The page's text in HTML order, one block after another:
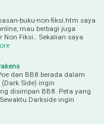
buku-non-fiksi.htm saya
mau berbagi juga
Fiksi.. Sekalian saya
dan BB8 berada dalam
Side) ingin
disimpan BB8. Peta yang
Darkside ingin